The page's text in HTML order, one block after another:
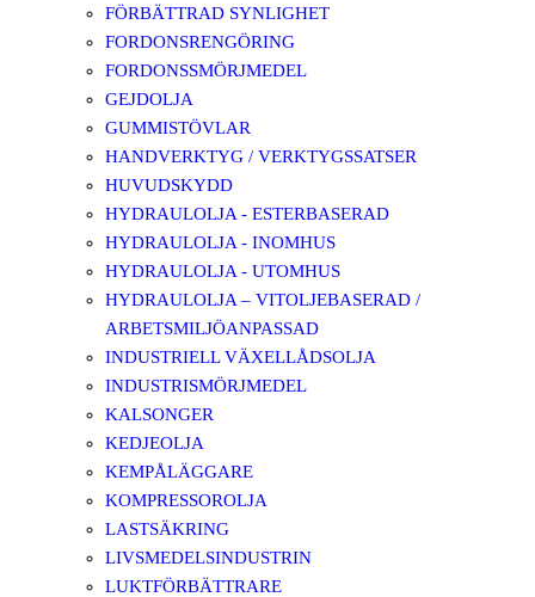
FÖRBÄTTRAD SYNLIGHET
FORDONSRENGÖRING
FORDONSSMÖRJMEDEL
GEJDOLJA
GUMMISTÖVLAR
HANDVERKTYG / VERKTYGSSATSER
HUVUDSKYDD
HYDRAULOLJA - ESTERBASERAD
HYDRAULOLJA - INOMHUS
HYDRAULOLJA - UTOMHUS
HYDRAULOLJA – VITOLJEBASERAD /
ARBETSMILJÖANPASSAD
INDUSTRIELL VÄXELLÅDSOLJA
INDUSTRISMÖRJMEDEL
KALSONGER
KEDJEOLJA
KEMPÅLÄGGARE
KOMPRESSOROLJA
LASTSÄKRING
LIVSMEDELSINDUSTRIN
LUKTFÖRBÄTTRARE